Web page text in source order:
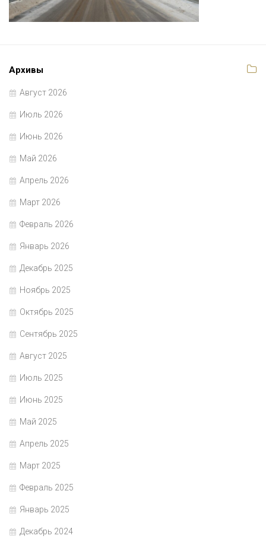
Архивы
Август 2026
Июль 2026
Июнь 2026
Май 2026
Апрель 2026
Март 2026
Февраль 2026
Январь 2026
Декабрь 2025
Ноябрь 2025
Октябрь 2025
Сентябрь 2025
Август 2025
Июль 2025
Июнь 2025
Май 2025
Апрель 2025
Март 2025
Февраль 2025
Январь 2025
Декабрь 2024